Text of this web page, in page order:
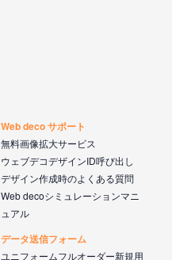
Web deco サポート
無料画像拡大サービス
ウェブデコデザインID呼び出し
デザイン作成時のよくある質問
Web decoシミュレーションマニ
ュアル
データ送信フォーム
ユニフォームフルオーダー新規用